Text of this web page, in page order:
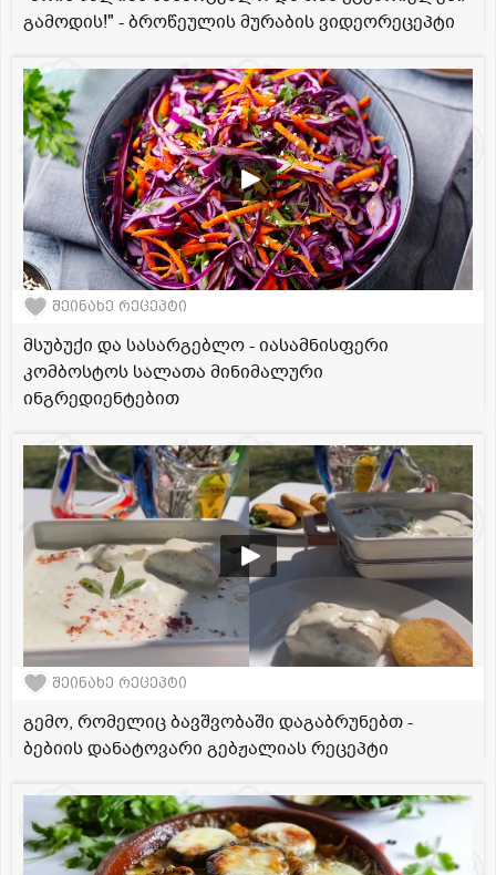
გამოდის!" - ბროწეულის მურაბის ვიდეორეცეპტი
შეინახე რეცეპტი
მსუბუქი და სასარგებლო - იასამნისფერი
კომბოსტოს სალათა მინიმალური
ინგრედიენტებით
შეინახე რეცეპტი
გემო, რომელიც ბავშვობაში დაგაბრუნებთ -
ბებიის დანატოვარი გებჟალიას რეცეპტი